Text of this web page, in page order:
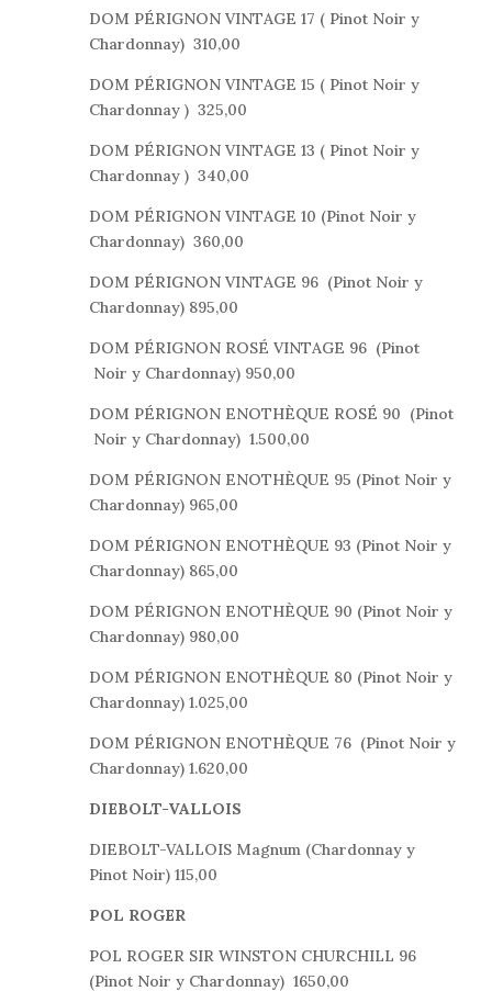
DOM PÉRIGNON VINTAGE 17 ( Pinot Noir y
Chardonnay) 310,00
DOM PÉRIGNON VINTAGE 15 ( Pinot Noir y
Chardonnay ) 325,00
DOM PÉRIGNON VINTAGE 13 ( Pinot Noir y
Chardonnay ) 340,00
DOM PÉRIGNON VINTAGE 10 (Pinot Noir y
Chardonnay) 360,00
DOM PÉRIGNON VINTAGE 96 (Pinot Noir y
Chardonnay) 895,00
DOM PÉRIGNON ROSÉ VINTAGE 96 (Pinot
Noir y Chardonnay) 950,00
DOM PÉRIGNON ENOTHÈQUE ROSÉ 90 (Pinot
Noir y Chardonnay) 1.500,00
DOM PÉRIGNON ENOTHÈQUE 95 (Pinot Noir y
Chardonnay) 965,00
DOM PÉRIGNON ENOTHÈQUE 93 (Pinot Noir y
Chardonnay) 865,00
DOM PÉRIGNON ENOTHÈQUE 90 (Pinot Noir y
Chardonnay) 980,00
DOM PÉRIGNON ENOTHÈQUE 80 (Pinot Noir y
Chardonnay) 1.025,00
DOM PÉRIGNON ENOTHÈQUE 76 (Pinot Noir y
Chardonnay) 1.620,00
DIEBOLT-VALLOIS
DIEBOLT-VALLOIS Magnum (Chardonnay y
Pinot Noir) 115,00
POL ROGER
POL ROGER SIR WINSTON CHURCHILL 96
(Pinot Noir y Chardonnay) 1650,00